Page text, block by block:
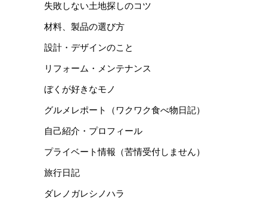
失敗しない土地探しのコツ
材料、製品の選び方
設計・デザインのこと
リフォーム・メンテナンス
ぼくが好きなモノ
グルメレポート（ワクワク食べ物日記）
自己紹介・プロフィール
プライベート情報（苦情受付しません）
旅行日記
ダレノガレシノハラ